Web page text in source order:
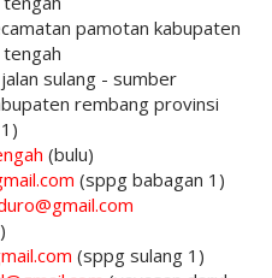
pamotan kabupaten
sulang - sumber
rembang provinsi
(bulu)
(sppg babagan 1)
(sppg sulang 1)